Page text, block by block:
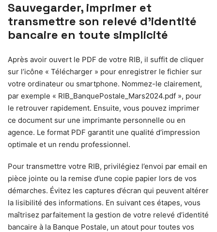
Sauvegarder, imprimer et
transmettre son relevé d’identité
bancaire en toute simplicité
Après avoir ouvert le PDF de votre RIB, il suffit de cliquer
sur l’icône « Télécharger » pour enregistrer le fichier sur
votre ordinateur ou smartphone. Nommez-le clairement,
par exemple « RIB_BanquePostale_Mars2024.pdf », pour
le retrouver rapidement. Ensuite, vous pouvez imprimer
ce document sur une imprimante personnelle ou en
agence. Le format PDF garantit une qualité d’impression
optimale et un rendu professionnel.
Pour transmettre votre RIB, privilégiez l’envoi par email en
pièce jointe ou la remise d’une copie papier lors de vos
démarches. Évitez les captures d’écran qui peuvent altérer
la lisibilité des informations. En suivant ces étapes, vous
maîtrisez parfaitement la gestion de votre relevé d’identité
bancaire à la Banque Postale, un atout pour toutes vos